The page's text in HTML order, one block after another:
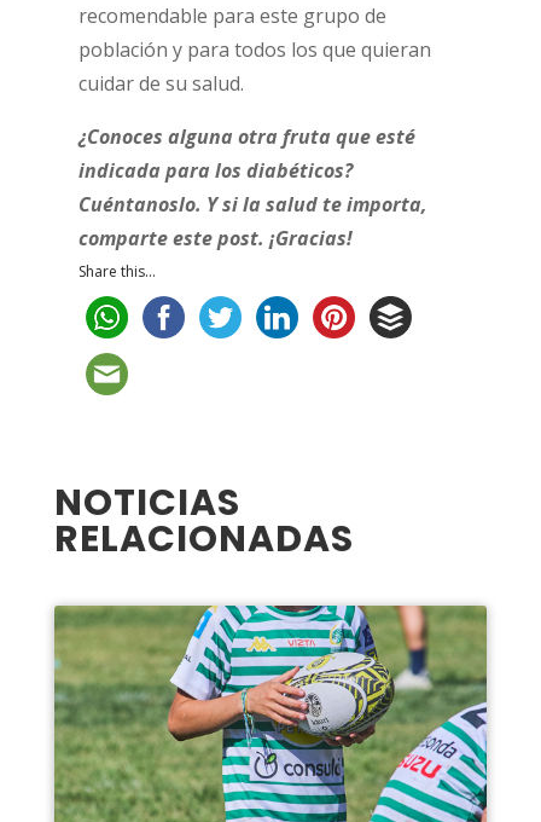
recomendable para este grupo de
población y para todos los que quieran
cuidar de su salud.
¿Conoces alguna otra fruta que esté
indicada para los diabéticos?
Cuéntanoslo. Y si la salud te importa,
comparte este post. ¡Gracias!
Share this...
NOTICIAS
RELACIONADAS